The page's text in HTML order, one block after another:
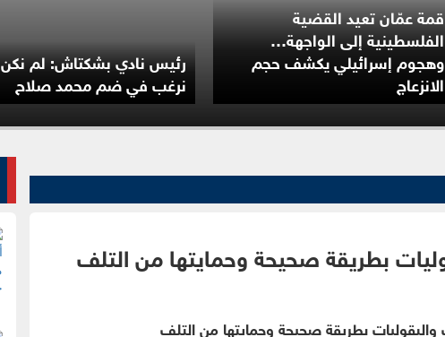
قمة عمّان تعيد القضية
الفلسطينية إلى الواجهة…
وهجوم إسرائيلي يكشف حجم
الانزعاج
رئيس نادي بشكتاش: لم نكن
نرغب في ضم محمد صلاح